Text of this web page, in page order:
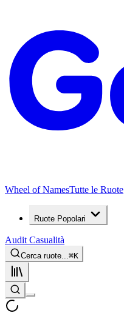
Wheel of NamesTutte le Ruote
Ruote Popolari
Audit Casualità
Cerca ruote... ⌘K